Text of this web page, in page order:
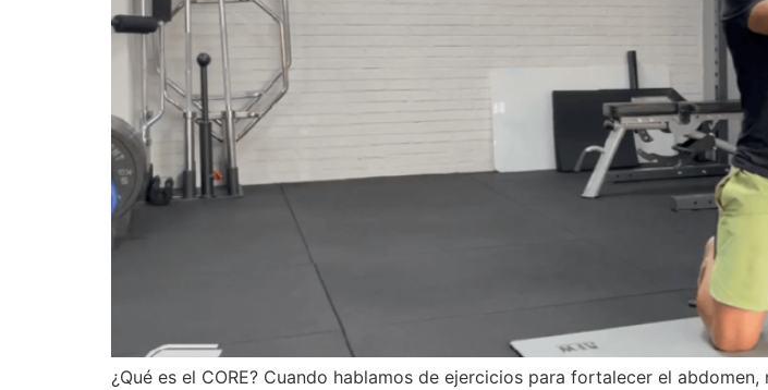
¿Qué es el CORE? Cuando hablamos de ejercicios para fortalecer el